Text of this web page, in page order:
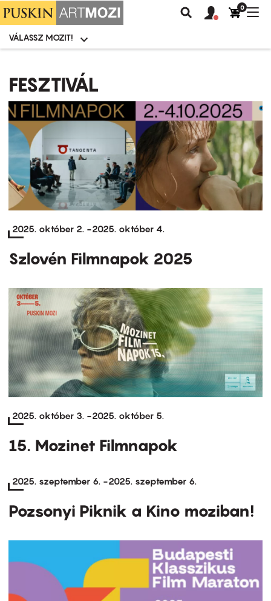
tartalomra
Moziválasztó
menü
VÁLASSZ MOZIT!
Keresés
Felhasználói
fiók
0
FESZTIVÁL
2025. október 2. -2025. október 4.
Szlovén Filmnapok 2025
2025. október 3. -2025. október 5.
15. Mozinet Filmnapok
2025. szeptember 6. -2025. szeptember 6.
Pozsonyi Piknik a Kino moziban!